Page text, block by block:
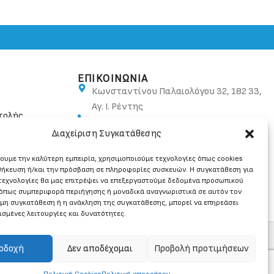
Διαχείριση Συγκατάθεσης
την καλύτερη εμπειρία, χρησιμοποιούμε τεχνολογίες όπως cookies
ή/και την πρόσβαση σε πληροφορίες συσκευών. Η συγκατάθεση για
θα μας επιτρέψει να επεξεργαστούμε δεδομένα προσωπικού
συμπεριφορά περιήγησης ή μοναδικά αναγνωριστικά σε αυτόν τον
συγκατάθεση ή η ανάκληση της συγκατάθεσης, μπορεί να επηρεάσει
λειτουργίες και δυνατότητες.
Δεν αποδέχομαι Προβολή προτιμήσεων
ΕΠΙΚΟΙΝΩΝΙΑ
Κωνσταντίνου Παλαιολόγου 32, 182 33,
Αγ. Ι. Ρέντης
info@ban.gr